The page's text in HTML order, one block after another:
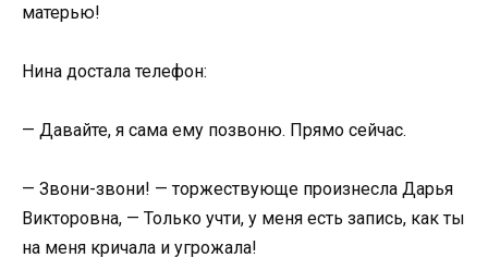
матерью!
Нина достала телефон:
— Давайте, я сама ему позвоню. Прямо сейчас.
— Звони-звони! — торжествующе произнесла Дарья
Викторовна, — Только учти, у меня есть запись, как ты
на меня кричала и угрожала!